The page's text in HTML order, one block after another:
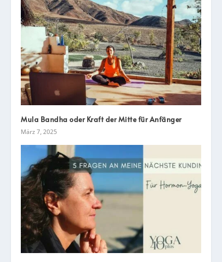
Mula Bandha oder Kraft der Mitte für Anfänger
März 7, 2025